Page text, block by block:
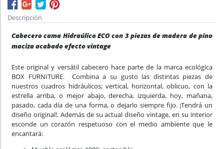
Descripción
Cabecero cama Hidraúlico ECO con 3 piezas de madera de pino
maciza acabado efecto vintage
Este original y versátil cabecero hace parte de la marca ecológica
BOX FURNITURE. Combina a su gusto las distintas piezas de
nuestros cuadros hidráulicos; vertical, horizontal, oblicuo, con la
estrella arriba, o mejor abajo, derecha, izquierda, hoy, mañana,
pasado, cada día de una forma, o dejarlo siempre fijo. ¡Tendrá un
diseño original!. Además de su actual diseño vintage, en su interior
esconde un corazón respetuoso con el medio ambiente que le
encantará: